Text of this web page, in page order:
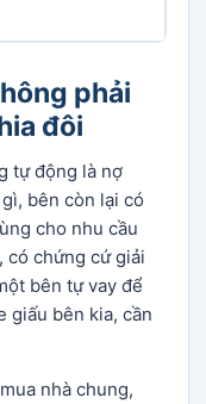
phải
đôi
tự động là nợ
bên còn lại có
cho nhu cầu
có chứng cứ giải
bên tự vay để
giấu bên kia, cần
nhà chung,